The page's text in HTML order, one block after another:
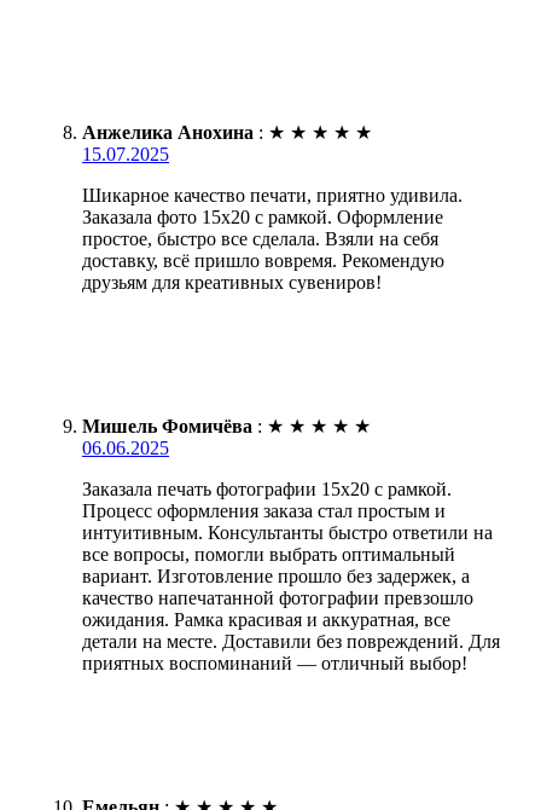
Анжелика Анохина : ★ ★ ★ ★ ★
15.07.2025
Шикарное качество печати, приятно удивила.
Заказала фото 15х20 с рамкой. Оформление
простое, быстро все сделала. Взяли на себя
доставку, всё пришло вовремя. Рекомендую
друзьям для креативных сувениров!
Мишель Фомичёва : ★ ★ ★ ★ ★
06.06.2025
Заказала печать фотографии 15х20 с рамкой.
Процесс оформления заказа стал простым и
интуитивным. Консультанты быстро ответили на
все вопросы, помогли выбрать оптимальный
вариант. Изготовление прошло без задержек, а
качество напечатанной фотографии превзошло
ожидания. Рамка красивая и аккуратная, все
детали на месте. Доставили без повреждений. Для
приятных воспоминаний — отличный выбор!